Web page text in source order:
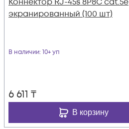
Коннектор RJ-45s 8P8C cat.5e
экранированный (100 шт)
В наличии: 10+ уп
6 611 ₸
В корзину